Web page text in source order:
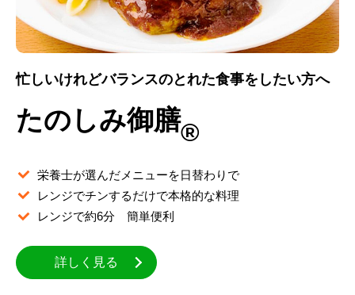
忙しいけれどバランスのとれた食事をしたい方へ
たのしみ御膳®
栄養士が選んだメニューを日替わりで
レンジでチンするだけで本格的な料理
レンジで約6分 簡単便利
詳しく見る